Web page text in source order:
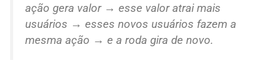
ação gera valor → esse valor atrai mais
usuários → esses novos usuários fazem a
mesma ação → e a roda gira de novo.